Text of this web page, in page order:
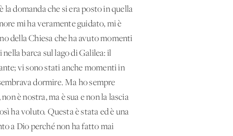
la domanda che si era posto in quella
mi ha veramente guidato, mi è
della Chiesa che ha avuto momenti
barca sul lago di Galilea: il
vi sono stati anche momenti in
dormire. Ma ho sempre
è nostra, ma è sua e non la lascia
ha voluto. Questa è stata ed è una
a Dio perché non ha fatto mai